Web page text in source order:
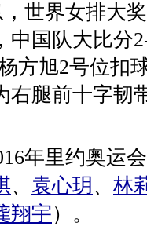
，世界女排大
中国队大比分
方旭2号位扣
右腿前十字韧
年里约奥运
、 袁心玥 、 林
翔宇）。